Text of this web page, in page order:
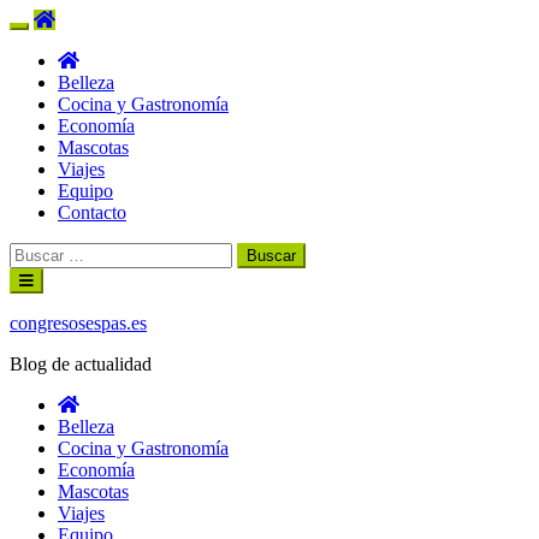
Belleza
Cocina y Gastronomía
Economía
Mascotas
Viajes
Equipo
Contacto
Buscar:
Ir
al
contenido
congresosespas.es
Blog de actualidad
Belleza
Cocina y Gastronomía
Economía
Mascotas
Viajes
Equipo